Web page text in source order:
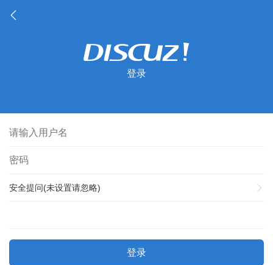
登录
安全提问(未设置请忽略)
登录